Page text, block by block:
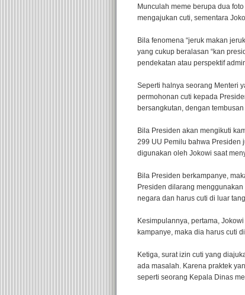
Munculah meme berupa dua
mengajukan cuti, sementara
Bila fenomena “jeruk makan
yang cukup beralasan “kan
pendekatan atau perspektif
Seperti halnya seorang Menteri
permohonan cuti kepada
bersangkutan, dengan
Bila Presiden akan mengikuti
299 UU Pemilu bahwa Presiden
digunakan oleh Jokowi saat
Bila Presiden berkampanye,
Presiden dilarang
negara dan harus cuti di luar
Kesimpulannya, pertama,
kampanye, maka dia harus cuti
Ketiga, surat izin cuti yang
ada masalah. Karena praktek
seperti seorang Kepala Dinas